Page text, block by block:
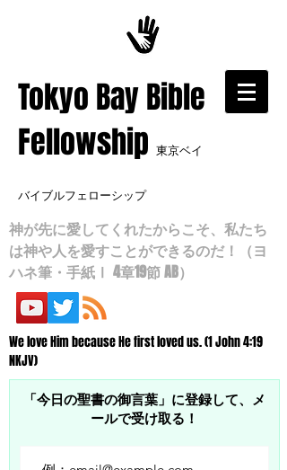
​Tokyo Bay Bible
Fellowship 東京ベイ
バイブルフェローシップ
神が先に愛してくれたからこそ、私たち
は神や人を愛すことができるのだ！（ヨ
ハネ筆・手紙Ⅰ 4章19節 AB）
We love Him because He first loved us. (1 John 4:19
NKJV)
「今日の聖書の御言葉」に登録して、メ
ールで受け取る！